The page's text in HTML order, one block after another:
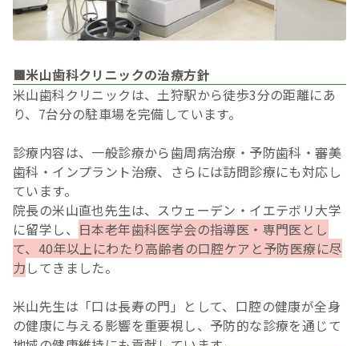
■米山歯科クリニックの治療方針
米山歯科クリニックは、土狩駅から徒歩3分の距離にあ
り、7台分の駐車場を完備しています。
診療内容は、一般診療から歯周病治療・予防歯科・審美
歯科・インプラント治療、さらには訪問診療にも対応し
ています。
院長の米山直也先生は、スウェーデン・イエテボリ大学
に留学し、 日本老年歯科医学会の指導医・専門医とし
て、40年以上にわたり高齢者の口腔ケアと予防医療に尽
力 してきました。
米山先生は「口は長寿の門」として、口腔の健康が全身
の健康に与える影響を重要視し、予防的な診療を通じて